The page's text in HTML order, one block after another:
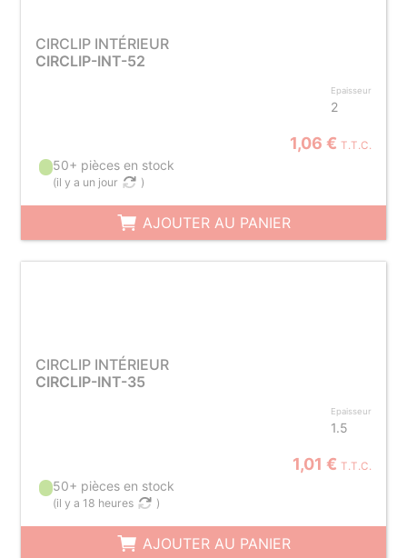
CIRCLIP INTÉRIEUR
CIRCLIP-INT-52
Epaisseur
2
1,06 € T.T.C.
50+ pièces en stock
(il y a un jour )
AJOUTER AU PANIER
CIRCLIP INTÉRIEUR
CIRCLIP-INT-35
Epaisseur
1.5
1,01 € T.T.C.
50+ pièces en stock
(il y a 18 heures )
AJOUTER AU PANIER